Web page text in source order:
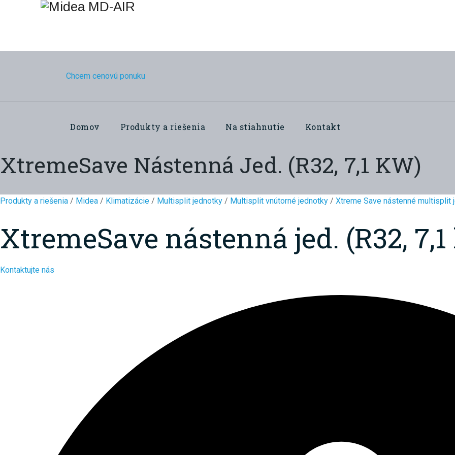
Chcem cenovú ponuku
Domov Produkty a riešenia Na stiahnutie Kontakt
XtremeSave Nástenná Jed. (R32, 7,1 KW)
Produkty a riešenia / Midea / Klimatizácie / Multisplit jednotky / Multisplit vnútorné jednotky / Xtreme Save nástenné multisplit
XtremeSave nástenná jed. (R32,
Kontaktujte nás